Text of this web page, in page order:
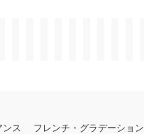
ス フレンチ・グラデーション